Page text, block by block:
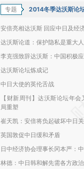
专题 2014冬季达沃斯论
安倍亮相达沃斯 回应中日及经
达沃斯论道：保护隐私是重大
李克强致辞达沃斯：中国积极
达沃斯论坛炼成记
中日大使的英伦舌战
【财新周刊】达沃斯论坛年
局重塑
崔天凯：安倍将负起破坏中日
英国敦促中日缓和矛盾
日中经济协会理事长冈本严：
林德：中日韩和解先需各方政